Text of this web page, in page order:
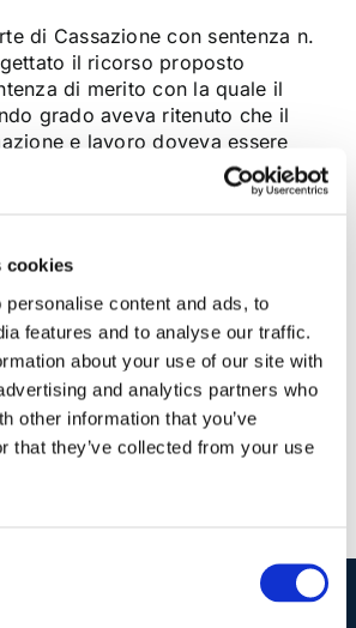
cookies
content and ads, to
features and to analyse our traffic.
about your use of our site with
and analytics partners who
other information that you’ve
that they’ve collected from your use
di Cassazione con sentenza n.
il ricorso proposto
di merito con la quale il
grado aveva ritenuto che il
e lavoro doveva essere
di servizio, nonostante
nei precedenti accordi
,Diritto del Lavoro | 0 Commenti